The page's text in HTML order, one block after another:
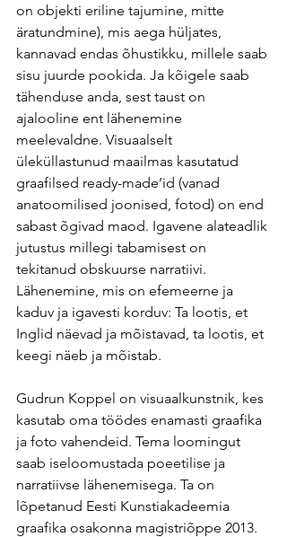
on objekti eriline tajumine, mitte
äratundmine), mis aega hüljates,
kannavad endas õhustikku, millele saab
sisu juurde pookida. Ja kõigele saab
tähenduse anda, sest taust on
ajalooline ent lähenemine
meelevaldne. Visuaalselt
üleküllastunud maailmas kasutatud
graafilsed ready-made’id (vanad
anatoomilised joonised, fotod) on end
sabast õgivad maod. Igavene alateadlik
jutustus millegi tabamisest on
tekitanud obskuurse narratiivi.
Lähenemine, mis on efemeerne ja
kaduv ja igavesti korduv: Ta lootis, et
Inglid näevad ja mõistavad, ta lootis, et
keegi näeb ja mõistab.
Gudrun Koppel on visuaalkunstnik, kes
kasutab oma töödes enamasti graafika
ja foto vahendeid. Tema loomingut
saab iseloomustada poeetilise ja
narratiivse lähenemisega. Ta on
lõpetanud Eesti Kunstiakadeemia
graafika osakonna magistriõppe 2013.